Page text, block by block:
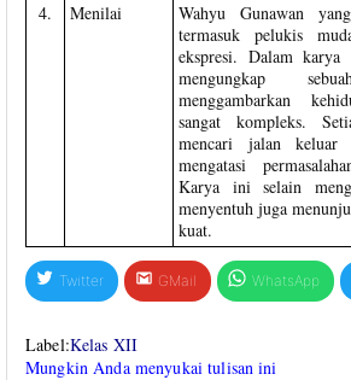
4.
Menilai
Wahyu Gunawan
termasuk pelukis
ekspresi. Dalam
mengungkap
menggambarkan
sangat kompleks.
mencari jalan keluar
mengatasi
Karya ini selain
menyentuh juga
kuat.
Twitter GMail WhatsApp
Label:Kelas XII
Mungkin Anda menyukai tulisan ini